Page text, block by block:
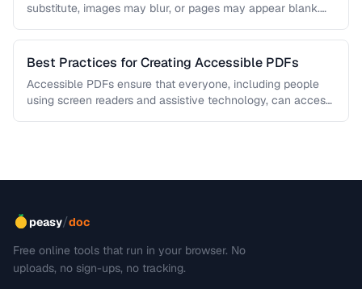
substitute, images may blur, or pages may appear blank.
Best Practices for Creating Accessible PDFs
Accessible PDFs ensure that everyone, including people
using screen readers and assistive technology, can access
peasy/doc
Free online tools that run in your browser. No
uploads, no sign-ups, no tracking.